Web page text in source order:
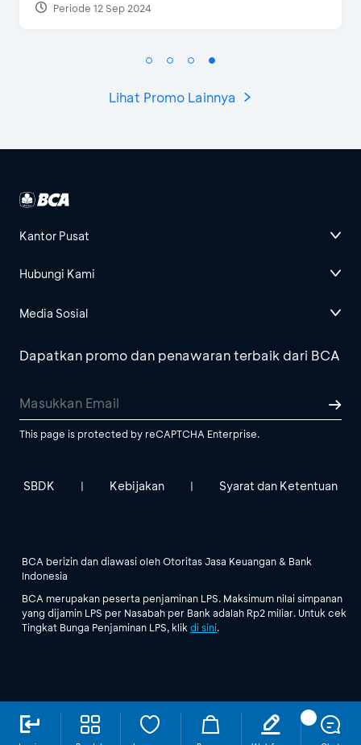
Periode 12 Sep 2024
Lihat Promo Lainnya
Kantor Pusat
Hubungi Kami
Media Sosial
Dapatkan promo dan penawaran terbaik dari BCA
This page is protected by reCAPTCHA Enterprise.
SBDK | Kebijakan | Syarat dan Ketentuan
BCA berizin dan diawasi oleh Otoritas Jasa Keuangan & Bank
Indonesia
BCA merupakan peserta penjaminan LPS. Maksimum nilai simpanan
yang dijamin LPS per Nasabah per Bank adalah Rp2 miliar. Untuk cek
Tingkat Bunga Penjaminan LPS, klik di sini.